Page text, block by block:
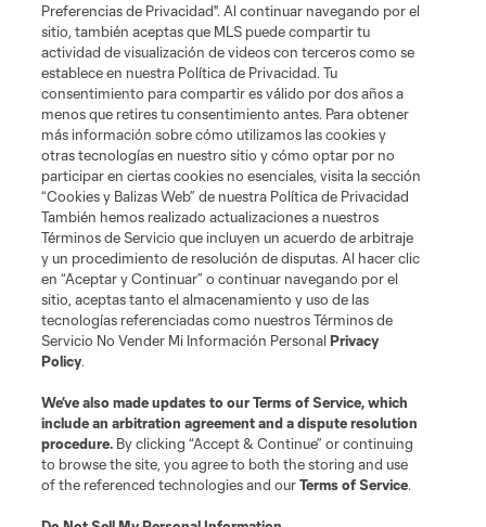
MLSSOCCER.COM
Terminos de servicio
Politica de privacidad
Do Not Sell or Share My Personal Information
Cookies Settings
©2026 MLS. The Major League Soccer and MLS name and shield are
registered trademarks of Major League Soccer, L.L.C. (“MLS”). The names
and logos of MLS teams are registered and/or common law trademarks of
MLS or are used with the permission of their owners. Any unauthorized use
is forbidden.
Preferencias de Privacidad". Al continuar navegando por el
sitio, también aceptas que MLS puede compartir tu
actividad de visualización de videos con terceros como se
establece en nuestra Política de Privacidad. Tu
consentimiento para compartir es válido por dos años a
menos que retires tu consentimiento antes. Para obtener
más información sobre cómo utilizamos las cookies y
otras tecnologías en nuestro sitio y cómo optar por no
participar en ciertas cookies no esenciales, visita la sección
“Cookies y Balizas Web” de nuestra Política de Privacidad
También hemos realizado actualizaciones a nuestros
Términos de Servicio que incluyen un acuerdo de arbitraje
y un procedimiento de resolución de disputas. Al hacer clic
en “Aceptar y Continuar” o continuar navegando por el
sitio, aceptas tanto el almacenamiento y uso de las
tecnologías referenciadas como nuestros Términos de
Servicio No Vender Mi Información PersonalPrivacy
Policy.
We’ve also made updates to ourTerms of Service, which
include an arbitration agreement and a dispute resolution
procedure. By clicking “Accept & Continue” or continuing
to browse the site, you agree to both the storing and use
of the referenced technologies and ourTerms of Service.